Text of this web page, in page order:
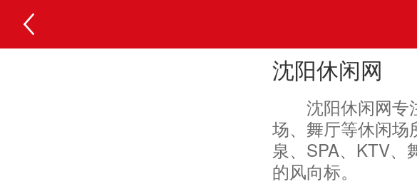
沈阳休闲网
沈阳休闲网专
场、舞厅等休闲场
泉、SPA、KTV、
的风向标。